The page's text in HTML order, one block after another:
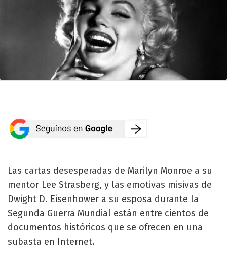
Las cartas desesperadas de Marilyn Monroe a su
mentor Lee Strasberg, y las emotivas misivas de
Dwight D. Eisenhower a su esposa durante la
Segunda Guerra Mundial están entre cientos de
documentos históricos que se ofrecen en una
subasta en Internet.